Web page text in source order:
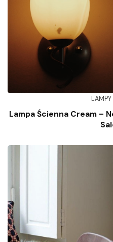
Lampa Ścienna Cream –